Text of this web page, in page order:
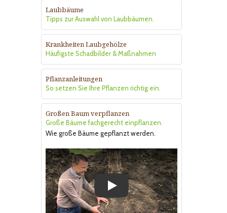
Laubbäume
Tipps zur Auswahl von Laubbäumen.
Krankheiten Laubgehölze
Häufigste Schadbilder & Maßnahmen
Pflanzanleitungen
So setzen Sie Ihre Pflanzen richtig ein.
Großen Baum verpflanzen
Große Bäume fachgerecht einpflanzen.
Wie große Bäume gepflanzt werden.
Play